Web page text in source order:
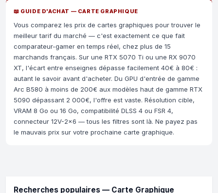
📖 GUIDE D'ACHAT — CARTE GRAPHIQUE
Vous comparez les prix de cartes graphiques pour trouver le
meilleur tarif du marché — c'est exactement ce que fait
comparateur-gamer en temps réel, chez plus de 15
marchands français. Sur une RTX 5070 Ti ou une RX 9070
XT, l'écart entre enseignes dépasse facilement 40€ à 80€ :
autant le savoir avant d'acheter. Du GPU d'entrée de gamme
Arc B580 à moins de 200€ aux modèles haut de gamme RTX
5090 dépassant 2 000€, l'offre est vaste. Résolution cible,
VRAM 8 Go ou 16 Go, compatibilité DLSS 4 ou FSR 4,
connecteur 12V-2x6 — tous les filtres sont là. Ne payez pas
le mauvais prix sur votre prochaine carte graphique.
Recherches populaires — Carte Graphique